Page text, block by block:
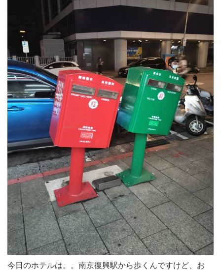
今日のホテルは。。南京復興駅から歩くんですけど、お